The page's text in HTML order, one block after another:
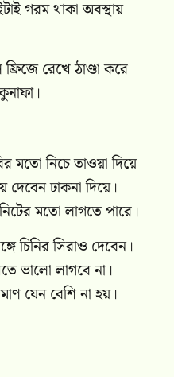
গরম থাকা অবস্থায়
রেখে ঠাণ্ডা করে
মতো নিচে তাওয়া দিয়ে
ঢাকনা দিয়ে।
মতো লাগতে পারে।
চিনির সিরাও দেবেন।
ভালো লাগবে না।
যেন বেশি না হয়।